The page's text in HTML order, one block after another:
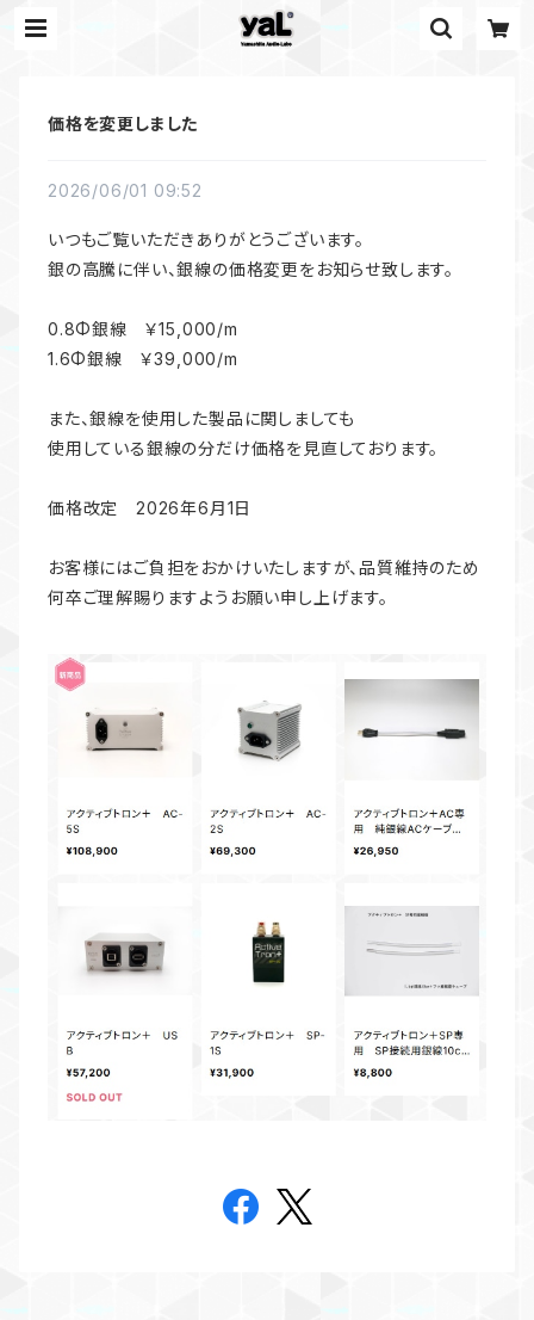
価格を変更しました
2026/06/01 09:52
いつもご覧いただきありがとうございます。
銀の高騰に伴い、銀線の価格変更をお知らせ致します。
0.8Φ銀線 ￥15,000/m
1.6Φ銀線 ￥39,000/m
また、銀線を使用した製品に関しましても
使用している銀線の分だけ価格を見直しております。
価格改定 2026年6月1日
お客様にはご負担をおかけいたしますが、品質維持のため
何卒ご理解賜りますようお願い申し上げます。